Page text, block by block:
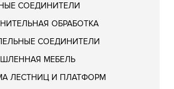
СОЕДИНИТЕЛИ
ОБРАБОТКА
СОЕДИНИТЕЛИ
МЕБЕЛЬ
ЛЕСТНИЦ И ПЛАТФОРМ